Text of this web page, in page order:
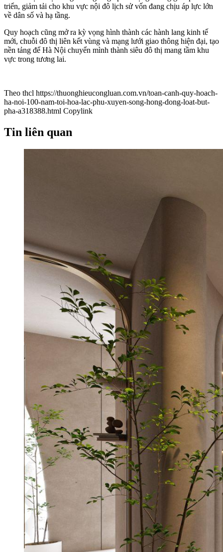
triển, giảm tải cho khu vực nội đô lịch sử vốn đang chịu áp lực lớn
về dân số và hạ tầng.
Quy hoạch cũng mở ra kỳ vọng hình thành các hành lang kinh tế
mới, chuỗi đô thị liên kết vùng và mạng lưới giao thông hiện đại, tạo
nền tảng để Hà Nội chuyển mình thành siêu đô thị mang tầm khu
vực trong tương lai.
Theo thcl https://thuonghieucongluan.com.vn/toan-canh-quy-hoach-
ha-noi-100-nam-toi-hoa-lac-phu-xuyen-song-hong-dong-loat-but-
pha-a318388.html Copylink
Tin liên quan